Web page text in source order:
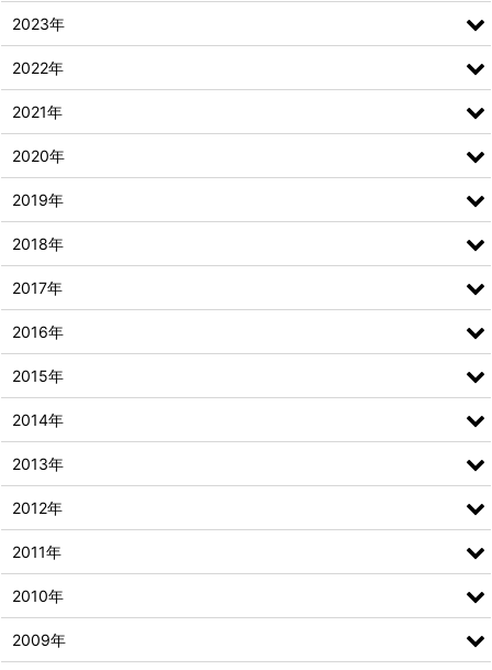
2023年
2022年
2021年
2020年
2019年
2018年
2017年
2016年
2015年
2014年
2013年
2012年
2011年
2010年
2009年